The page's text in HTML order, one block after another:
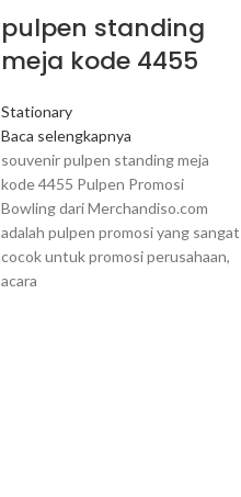
pulpen standing
meja kode 4455
Stationary
Baca selengkapnya
souvenir pulpen standing meja
kode 4455 Pulpen Promosi
Bowling dari Merchandiso.com
adalah pulpen promosi yang sangat
cocok untuk promosi perusahaan,
acara